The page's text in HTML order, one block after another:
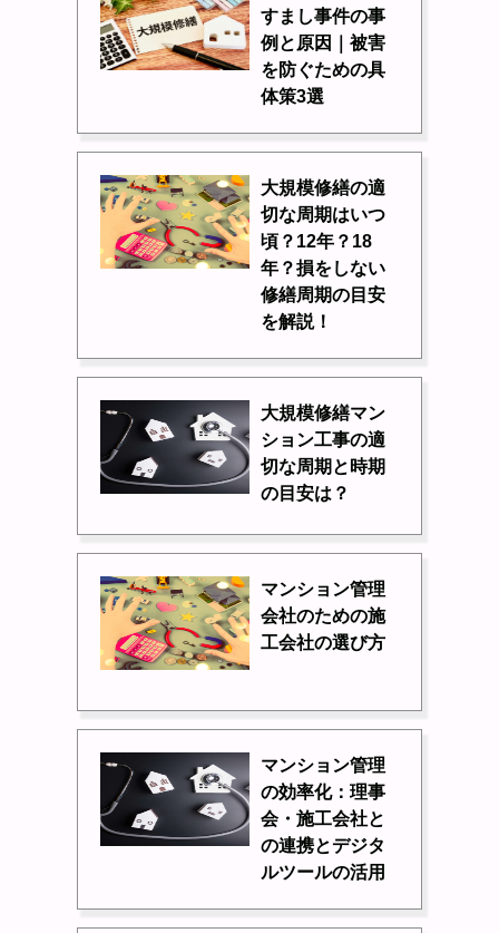
すまし事件の事
例と原因｜被害
を防ぐための具
体策3選
大規模修繕の適
切な周期はいつ
頃？12年？18
年？損をしない
修繕周期の目安
を解説！
大規模修繕マン
ション工事の適
切な周期と時期
の目安は？
マンション管理
会社のための施
工会社の選び方
マンション管理
の効率化：理事
会・施工会社と
の連携とデジタ
ルツールの活用